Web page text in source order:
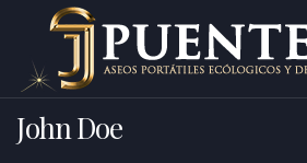
John Doe